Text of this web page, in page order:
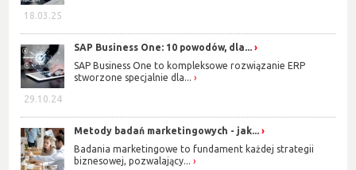
18.03.25
29.10.24
SAP Business One: 10 powodów, dla...
SAP Business One to kompleksowe rozwiązanie ERP
stworzone specjalnie dla...
Metody badań marketingowych - jak...
Badania marketingowe to fundament każdej strategii
biznesowej, pozwalający...